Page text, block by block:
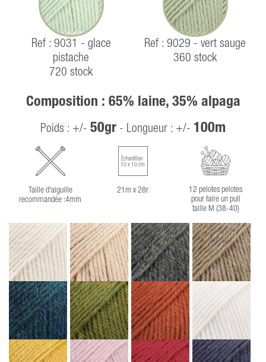
Ref : 9031 - glace
pistache
720 stock
Ref : 9029 - vert sauge
360 stock
Composition : 65% laine, 35% alpaga
Poids : +/- 50gr - Longueur : +/- 100m
Taille d'aiguille
recommandée :4mm
Échantillon
10 x 10 cm
21m x 28r
12 pelotes pelotes
pour faire un pull
taille M (38-40)